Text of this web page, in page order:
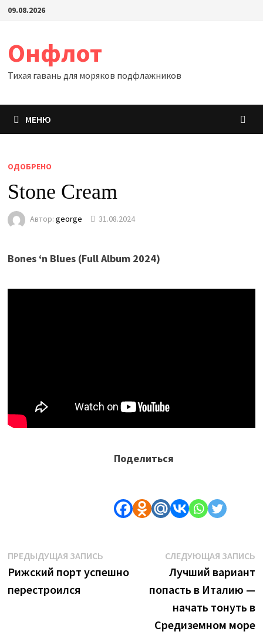
Перейти
09.08.2026
Онфлот
Тихая гавань для моряков подфлажников
МЕНЮ
ОДОБРЕНО
Stone Cream
Автор: george 31.08.2024
Bones ‘n Blues (Full Album 2024)
Поделиться
Навигация
по
записям
ПРЕДЫДУЩАЯ ЗАПИСЬПредыдущая
запись:
Рижский порт успешно
перестроился
СЛЕДУЮЩАЯ ЗАПИСЬ
Лучший вариант
попасть в Италию —
начать тонуть в
Средиземном море